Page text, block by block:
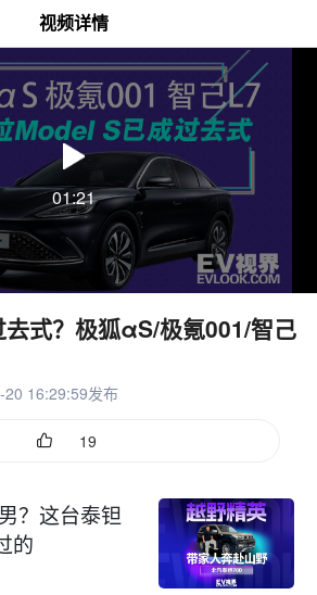
视频详情
01:21
式？极狐αS/极氪001/智己
20 16:29:59发布
 19
？这台泰钽
的